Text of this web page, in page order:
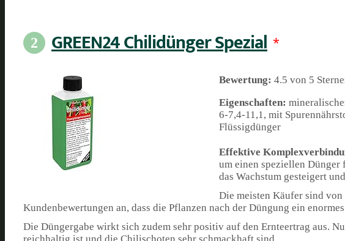
2 GREEN24 Chilidünger Spezial *
Bewertung: 4.5 von 5
Eigenschaften:
6-7,4-11,1, mit
Flüssigdünger
Effektive
um einen speziellen
das Wachstum gesteigert
Die meisten Käufer sind
Kundenbewertungen an, dass die Pflanzen nach der Düngung ein
Die Düngergabe wirkt sich zudem sehr positiv auf den Ernteertrag aus.